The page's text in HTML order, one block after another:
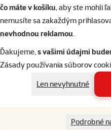
čo máte v košíku, aby ste mohli
nemusíte sa zakaždým
nevhodnou reklamou.
Ďakujeme,s vašimi údajmi
Zásady používania súborov
Len nevyhnutné
Podrobné
82 predajní, sme blízko
poradili